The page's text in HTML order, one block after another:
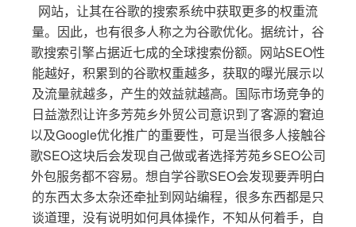
网站，让其在谷歌的搜索系统中获取更多的权重流
量。因此，也有很多人称之为谷歌优化。据统计，谷
歌搜索引擎占据近七成的全球搜索份额。网站SEO性
能越好，积累到的谷歌权重越多，获取的曝光展示以
及流量就越多，产生的效益就越高。国际市场竞争的
日益激烈让许多芳苑乡外贸公司意识到了客源的窘迫
以及Google优化推广的重要性，可是当很多人接触谷
歌SEO这块后会发现自己做或者选择芳苑乡SEO公司
外包服务都不容易。想自学谷歌SEO会发现要弄明白
的东西太多太杂还牵扯到网站编程，很多东西都是只
谈道理，没有说明如何具体操作，不知从何着手，自